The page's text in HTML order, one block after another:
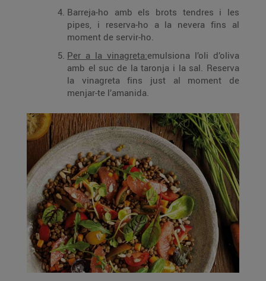
Barreja-ho amb els brots tendres i les
pipes, i reserva-ho a la nevera fins al
moment de servir-ho.
Per a la vinagreta:emulsiona l’oli d’oliva
amb el suc de la taronja i la sal. Reserva
la vinagreta fins just al moment de
menjar-te l’amanida.